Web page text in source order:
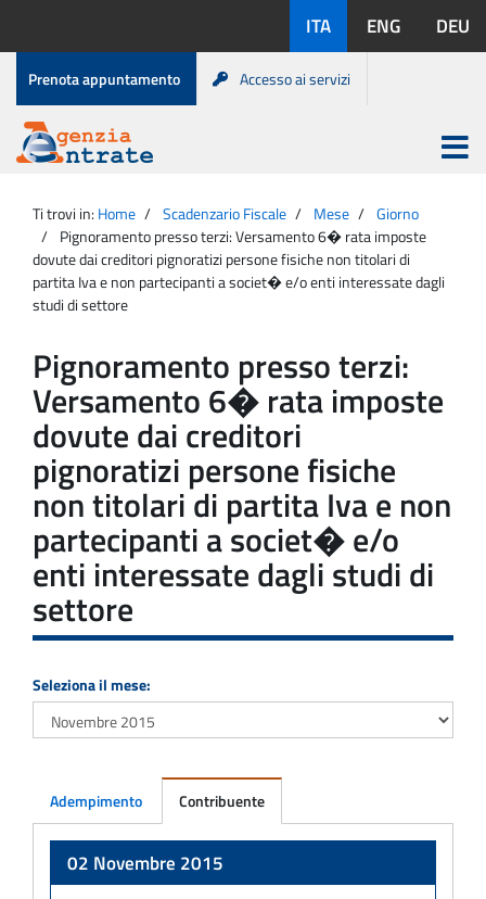
contenuto
disponibili:
ITA ENG DEU
Menu
di
servizio
Prenota appuntamento Accesso ai servizi
Agenzia
Entrate
Apri
menu
principale
Ti trovi in: Home Scadenzario Fiscale Mese
Giorno
Pignoramento presso terzi: Versamento 6� rata imposte
dovute dai creditori pignoratizi persone fisiche non titolari di
partita Iva e non partecipanti a societ� e/o enti interessate dagli
studi di settore
Pignoramento presso terzi:
Versamento 6� rata imposte
dovute dai creditori
pignoratizi persone fisiche
non titolari di partita Iva e non
partecipanti a societ� e/o
enti interessate dagli studi di
settore
Seleziona il mese:
Adempimento Contribuente
02 Novembre 2015